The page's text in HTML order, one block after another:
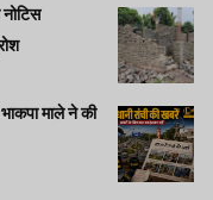
माले ने की